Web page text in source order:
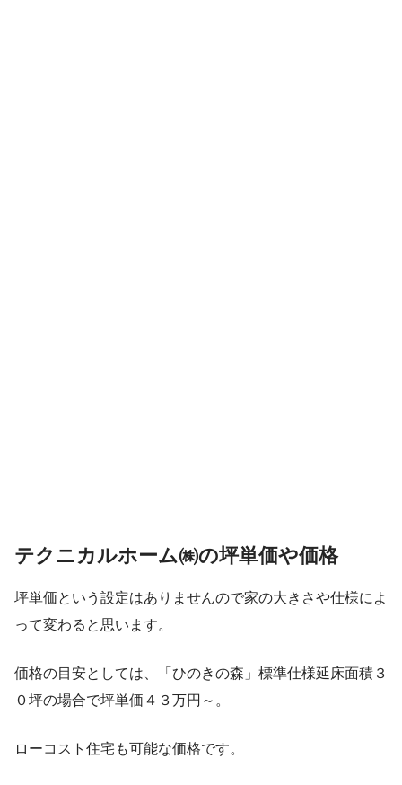
テクニカルホーム㈱の坪単価や価格
坪単価という設定はありませんので家の大きさや仕様によ
って変わると思います。
価格の目安としては、「ひのきの森」標準仕様延床面積３
０坪の場合で坪単価４３万円～。
ローコスト住宅も可能な価格です。